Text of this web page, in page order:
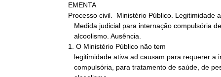
EMENTA
Processo civil.  Ministério Público. Legitimidade
1. O Ministério Público não tem